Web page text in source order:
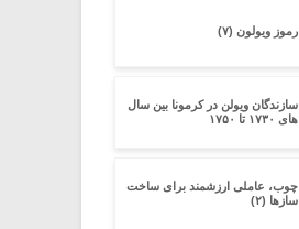
رموز ویولون (۷)
سازندگان ویولن در کرمونا بین سال
های ۱۷۳۰ تا ۱۷۵۰
چوب، عاملی ارزشمند برای ساخت
سازها (۲)